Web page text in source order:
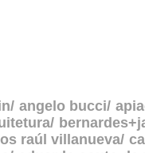
angelo bucci
raúl villanueva